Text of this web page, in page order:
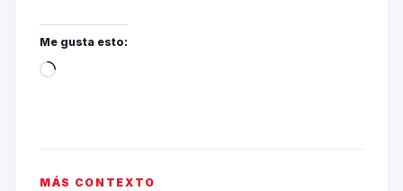
Me gusta esto:
MÁS CONTEXTO